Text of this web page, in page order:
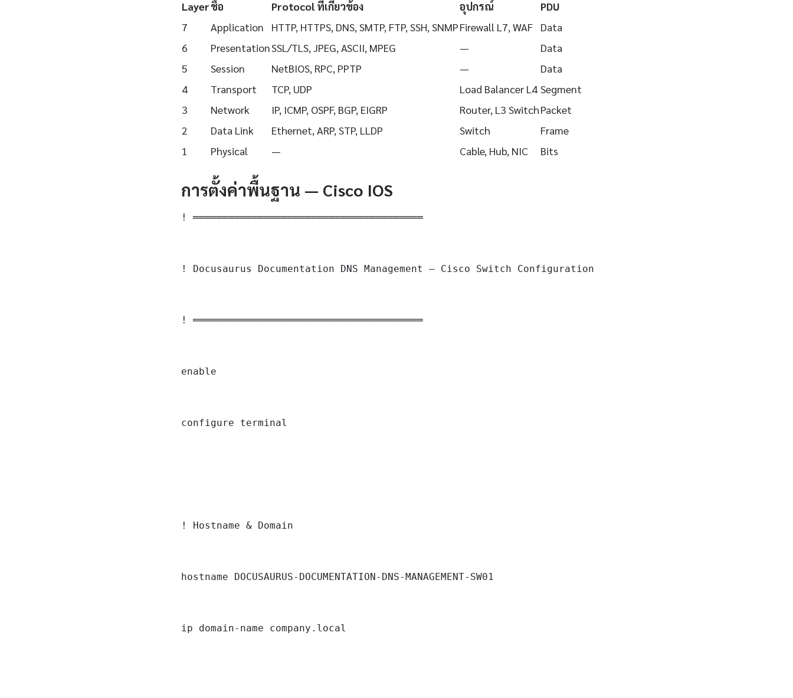
Layerชื่อ Protocol ที่เกี่ยวข้อง อุปกรณ์
PDU
7
Application HTTP, HTTPS, DNS, SMTP, FTP, SSH, SNMPFirewall L7, WAF
Data
6
PresentationSSL/TLS, JPEG, ASCII, MPEG —
Data
5
Session NetBIOS, RPC, PPTP —
Data
4
Transport TCP, UDP Load Balancer L4 Segment
3
Network IP, ICMP, OSPF, BGP, EIGRP Router, L3 SwitchPacket
2
Data Link Ethernet, ARP, STP, LLDP Switch
Frame
1
Physical — Cable, Hub, NIC Bits
การตั้งค่าพื้นฐาน — Cisco IOS
! ═══════════════════════════════════════
! Docusaurus Documentation DNS Management — Cisco Switch Configuration
! ═══════════════════════════════════════
enable
configure terminal
! Hostname & Domain
hostname DOCUSAURUS-DOCUMENTATION-DNS-MANAGEMENT-SW01
ip domain-name company.local